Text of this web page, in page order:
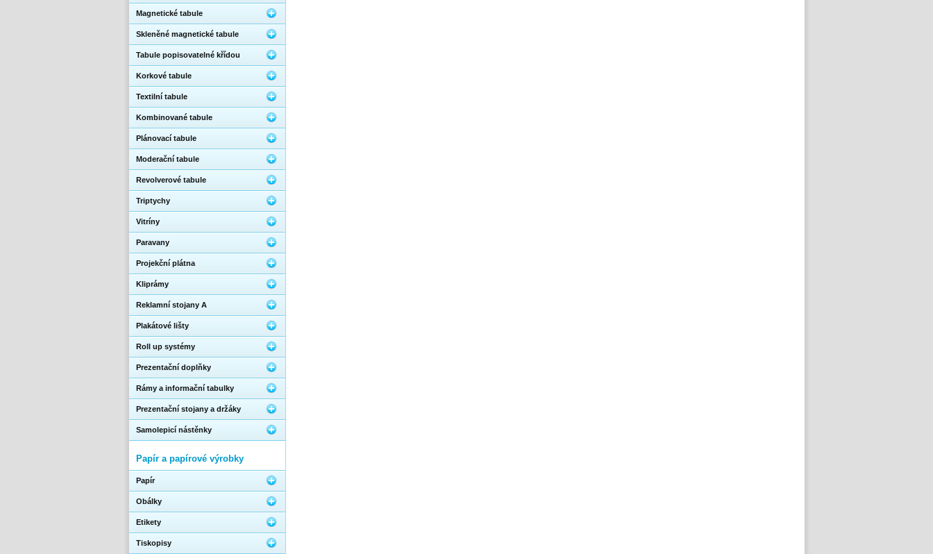
Magnetické tabule
Skleněné magnetické tabule
Tabule popisovatelné křídou
Korkové tabule
Textilní tabule
Kombinované tabule
Plánovací tabule
Moderační tabule
Revolverové tabule
Triptychy
Vitríny
Paravany
Projekční plátna
Kliprámy
Reklamní stojany A
Plakátové lišty
Roll up systémy
Prezentační doplňky
Rámy a informační tabulky
Prezentační stojany a držáky
Samolepicí nástěnky
Papír a papírové výrobky
Papír
Obálky
Etikety
Tiskopisy